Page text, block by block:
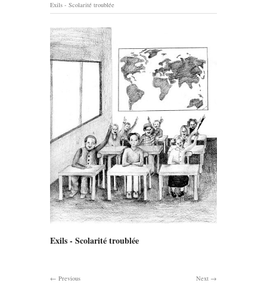
Exils - Scolarité troublée
Exils - Scolarité troublée
Next
Previous